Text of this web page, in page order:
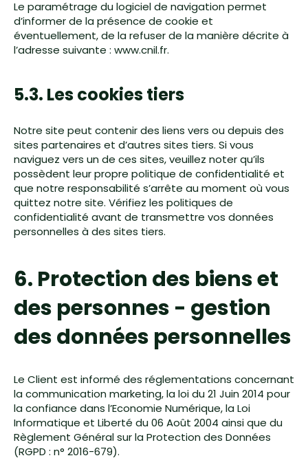
Le paramétrage du logiciel de navigation permet
d’informer de la présence de cookie et
éventuellement, de la refuser de la manière décrite à
l’adresse suivante : www.cnil.fr.
5.3. Les cookies tiers
Notre site peut contenir des liens vers ou depuis des
sites partenaires et d’autres sites tiers. Si vous
naviguez vers un de ces sites, veuillez noter qu’ils
possèdent leur propre politique de confidentialité et
que notre responsabilité s’arrête au moment où vous
quittez notre site. Vérifiez les politiques de
confidentialité avant de transmettre vos données
personnelles à des sites tiers.
6. Protection des biens et
des personnes - gestion
des données personnelles
Le Client est informé des réglementations concernant
la communication marketing, la loi du 21 Juin 2014 pour
la confiance dans l’Economie Numérique, la Loi
Informatique et Liberté du 06 Août 2004 ainsi que du
Règlement Général sur la Protection des Données
(RGPD : n° 2016-679).